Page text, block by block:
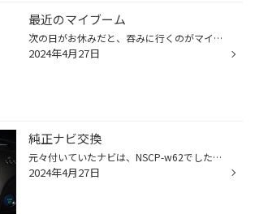
最近のマイブーム
次の日がお休みだと、吞みに行くのがマイブームになって来ました！ 立ち飲み居酒屋さんに行って軽く呑んで知らない人達とおしゃべり！ 何気ない会話が楽しいですね。 これから夏も近くなってくるので、ハマりそうです！ さて、ゴールデンウィークは皆さんはお出かけですか？長距離の運転の前には安...
2024年4月27日
純正ナビ交換
元々付いていたナビは、NSCP-w62でしたが NSZT-W66Tに変更しました。 当店では純正ナビから純正ナビへの交換をお手伝いしています。 もちろん取付が出来ない車種も在りますが、ご相談もお受け出来ます。 まずは古くなって使いにくくなった場合はご相談くださいね！
2024年4月27日